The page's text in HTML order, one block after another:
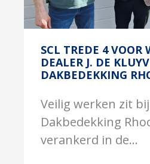
SCL TREDE 4 VOOR
DEALER J. DE
DAKBEDEKKING
Veilig werken zit bij
Dakbedekking
verankerd in de...